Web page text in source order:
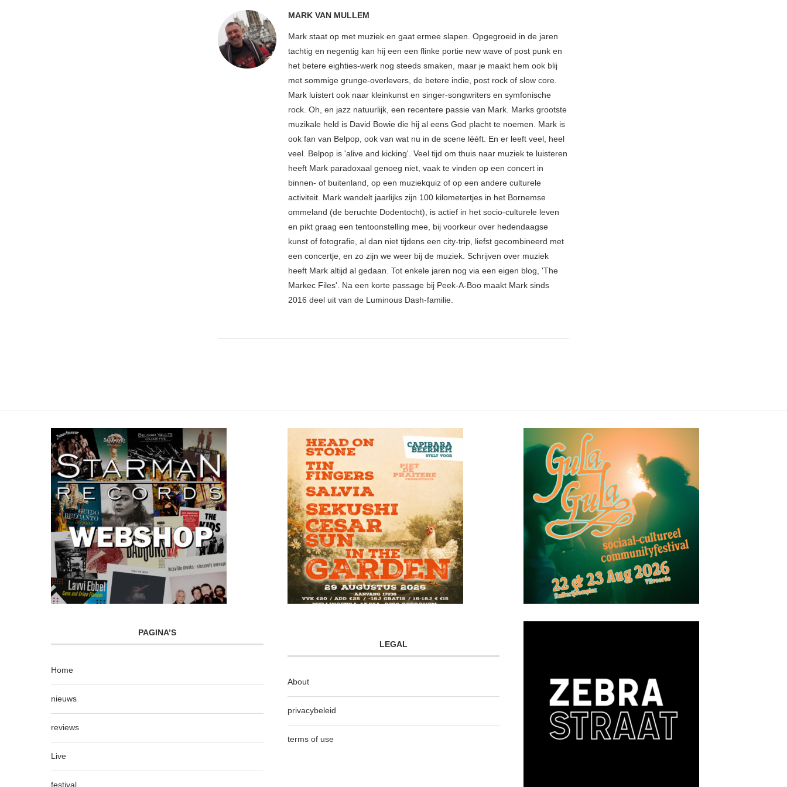
MARK VAN MULLEM
Mark staat op met muziek en gaat ermee slapen. Opgegroeid in de jaren
tachtig en negentig kan hij een een flinke portie new wave of post punk en
het betere eighties-werk nog steeds smaken, maar je maakt hem ook blij
met sommige grunge-overlevers, de betere indie, post rock of slow core.
Mark luistert ook naar kleinkunst en singer-songwriters en symfonische
rock. Oh, en jazz natuurlijk, een recentere passie van Mark. Marks grootste
muzikale held is David Bowie die hij al eens God placht te noemen. Mark is
ook fan van Belpop, ook van wat nu in de scene lééft. En er leeft veel, heel
veel. Belpop is 'alive and kicking'. Veel tijd om thuis naar muziek te luisteren
heeft Mark paradoxaal genoeg niet, vaak te vinden op een concert in
binnen- of buitenland, op een muziekquiz of op een andere culturele
activiteit. Mark wandelt jaarlijks zijn 100 kilometertjes in het Bornemse
ommeland (de beruchte Dodentocht), is actief in het socio-culturele leven
en pikt graag een tentoonstelling mee, bij voorkeur over hedendaagse
kunst of fotografie, al dan niet tijdens een city-trip, liefst gecombineerd met
een concertje, en zo zijn we weer bij de muziek. Schrijven over muziek
heeft Mark altijd al gedaan. Tot enkele jaren nog via een eigen blog, 'The
Markec Files'. Na een korte passage bij Peek-A-Boo maakt Mark sinds
2016 deel uit van de Luminous Dash-familie.
PAGINA’S
Home
nieuws
reviews
Live
festival
LEGAL
About
privacybeleid
terms of use